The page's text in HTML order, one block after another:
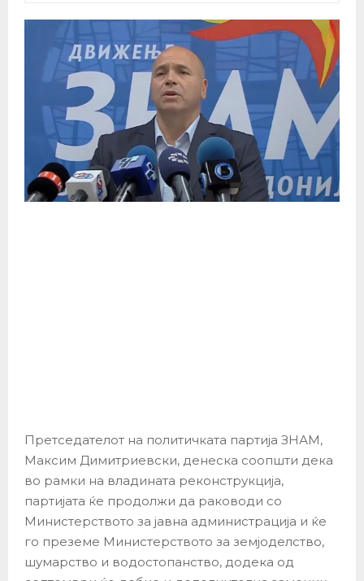
Претседателот на политичката партија ЗНАМ,
Максим Димитриевски, денеска соопшти дека
во рамки на владината реконструкција,
партијата ќе продолжи да раководи со
Министерството за јавна администрација и ќе
го преземе Министерството за земјоделство,
шумарство и водостопанство, додека од